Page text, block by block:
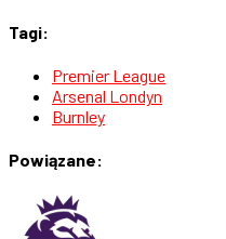
Tagi:
Premier League
Arsenal Londyn
Burnley
Powiązane: